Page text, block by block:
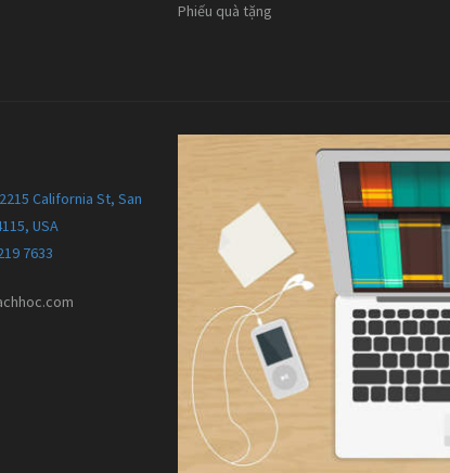
Phiếu quà tặng
California St, San
USA
7633